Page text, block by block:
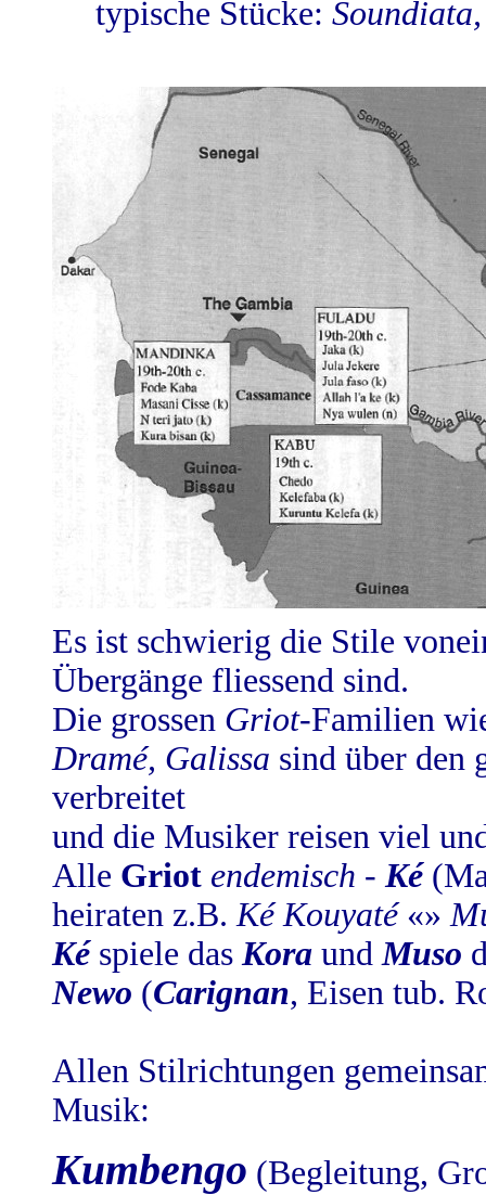
typische Stücke:
Es ist schwierig die Stile
Übergänge fliessend sind.
Die grossen Griot-Familien
Dramé, Galissa sind über den
verbreitet
und die Musiker reisen viel
Alle Griot endemisch -Ké
heiraten z.B.Ké Kouyaté«»
Késpiele dasKora undMuso
Newo (Carignan, Eisen tub.
Allen Stilrichtungen
Musik:
Kumbengo (Begleitung,